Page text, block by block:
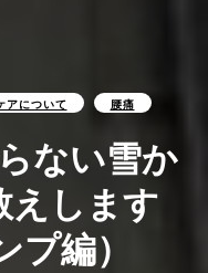
アについて 腰痛
ない雪か
えします
編）